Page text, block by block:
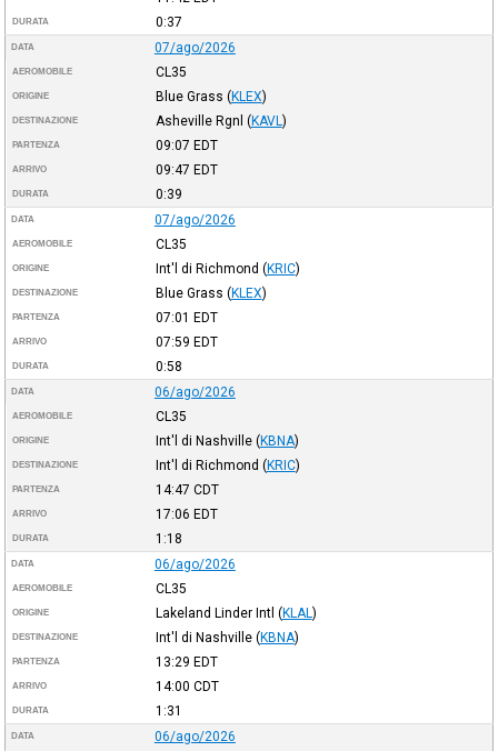
DURATA 0:37
DATA 07/ago/2026
AEROMOBILE CL35
ORIGINE Blue Grass (KLEX)
DESTINAZIONE Asheville Rgnl (KAVL )
PARTENZA 09:07 EDT
ARRIVO 09:47 EDT
DURATA 0:39
DATA 07/ago/2026
AEROMOBILE CL35
ORIGINE Int'l di Richmond (KRIC)
DESTINAZIONE Blue Grass (KLEX)
PARTENZA 07:01 EDT
ARRIVO 07:59 EDT
DURATA 0:58
DATA 06/ago/2026
AEROMOBILE CL35
ORIGINE Int'l di Nashville (KBNA)
DESTINAZIONE Int'l di Richmond (KRIC)
PARTENZA 14:47 CDT
ARRIVO 17:06 EDT
DURATA 1:18
DATA 06/ago/2026
AEROMOBILE CL35
ORIGINE Lakeland Linder Intl (KLAL )
DESTINAZIONE Int'l di Nashville (KBNA)
PARTENZA 13:29 EDT
ARRIVO 14:00 CDT
DURATA 1:31
DATA 06/ago/2026